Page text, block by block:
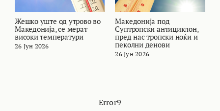
Жешко уште од утрово во
Македонија, се мерат
високи температури
26 Јун 2026
Македонија под
Суптропски антициклон,
пред нас тропски ноќи и
пеколни денови
26 Јун 2026
Error9